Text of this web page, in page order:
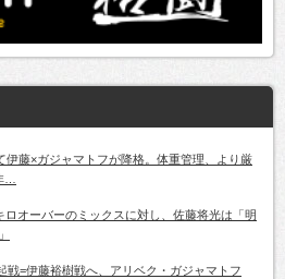
伊藤×ガジャマトフが降格。体重管理、より厳
…
ロオーバーのミックスに対し、佐藤将光は「明
戦=伊藤裕樹戦へ、アリベク・ガジャマトフ